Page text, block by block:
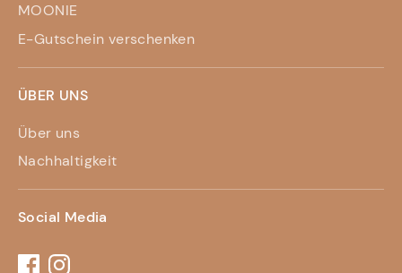
MOONIE
E-Gutschein verschenken
ÜBER UNS
Über uns
Nachhaltigkeit
Social Media